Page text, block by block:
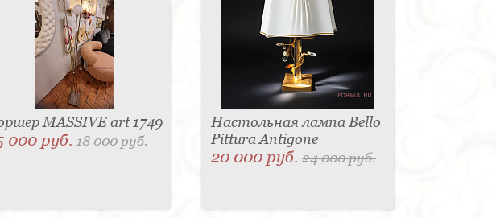
MASSIVE art 1749
000 руб. 18 000 руб.
Настольная лампа Bello
Pittura Antigone
20 000 руб.24 000 руб.